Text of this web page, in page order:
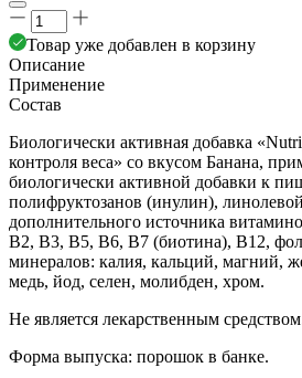
Товар уже добавлен в корзину
Описание
Применение
Состав
Биологически активная добавка
контроля веса» со вкусом Банана,
биологически активной добавки к
полифруктозанов (инулин),
дополнительного источника
B2, B3, B5, B6, B7 (биотина), B12,
минералов: калия, кальций, магний,
медь, йод, селен, молибден, хром.
Не является лекарственным
Форма выпуска: порошок в банке.